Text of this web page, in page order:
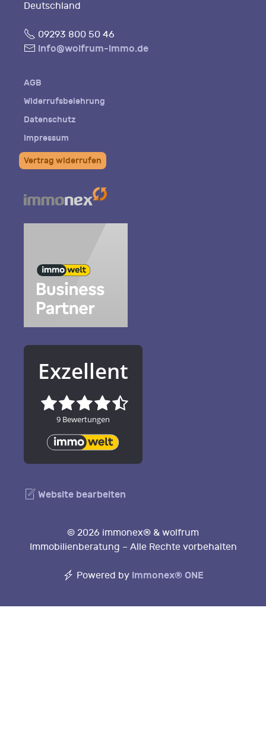
Deutschland
Fon09293 800 50 46
E- info@wolfrum-immo.de
AGB
Widerrufsbelehrung
Datenschutz
Impressum
Vertrag widerrufen
Website bearbeiten
© 2026 immonex® & wolfrum
Immobilienberatung – Alle Rechte vorbehalten
Powered by immonex® ONE